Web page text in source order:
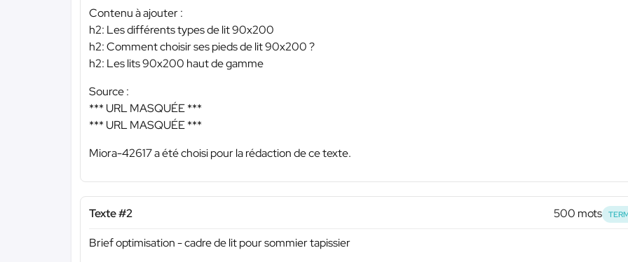
Contenu à ajouter :
h2: Les différents types de lit 90x200
h2: Comment choisir ses pieds de lit 90x200 ?
h2: Les lits 90x200 haut de gamme
Source :
*** URL MASQUÉE ***
*** URL MASQUÉE ***
Miora-42617 a été choisi pour la rédaction de ce texte.
Texte #2 500 mots
Brief optimisation - cadre de lit pour sommier tapissier